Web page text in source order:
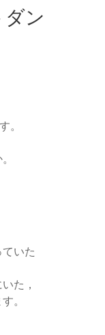
ン
。
ていた
た，
。